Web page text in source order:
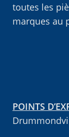
Si vous ne
cherchez, on
Vous ne
toutes les
marques au
POINTS